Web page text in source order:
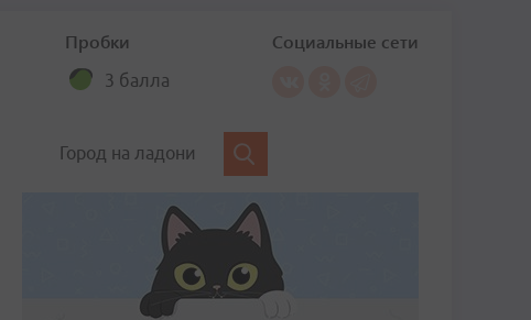
Пробки
3 балла
Социальные сети
Город на ладони